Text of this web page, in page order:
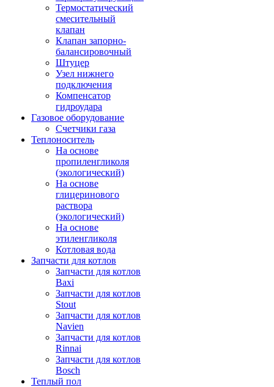
Термостатический
смесительный
клапан
Клапан запорно-
балансировочный
Штуцер
Узел нижнего
подключения
Компенсатор
гидроудара
Газовое оборудование
Счетчики газа
Теплоноситель
На основе
пропиленгликоля
(экологический)
На основе
глицеринового
раствора
(экологический)
На основе
этиленгликоля
Котловая вода
Запчасти для котлов
Запчасти для котлов
Baxi
Запчасти для котлов
Stout
Запчасти для котлов
Navien
Запчасти для котлов
Rinnai
Запчасти для котлов
Bosch
Теплый пол